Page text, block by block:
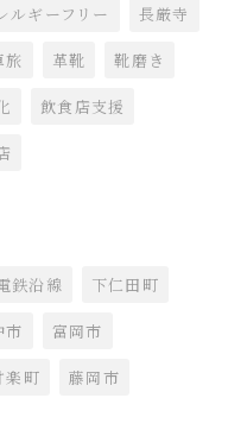
ルギーフリー 長厳寺
旅 革靴 靴磨き
飲食店支援
鉄沿線 下仁田町
市 富岡市
楽町 藤岡市